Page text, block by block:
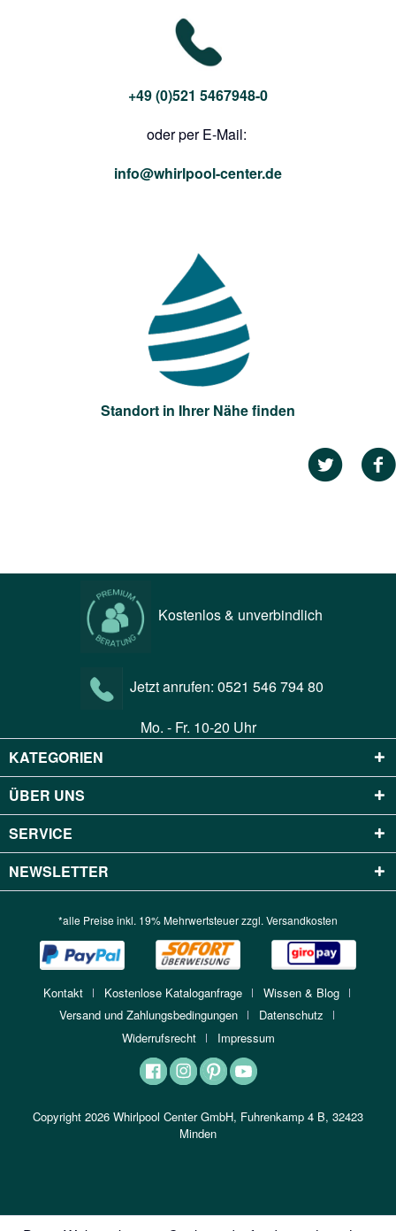
+49 (0)521 5467948-0
oder per E-Mail:
info@whirlpool-center.de
Standort in Ihrer Nähe finden
Kostenlos & unverbindlich
Jetzt anrufen: 0521 546 794 80
Mo. - Fr. 10-20 Uhr
KATEGORIEN
ÜBER UNS
SERVICE
NEWSLETTER
*alle Preise inkl. 19% Mehrwertsteuer zzgl. Versandkosten
Kontakt Kostenlose Kataloganfrage
Wissen & Blog
Versand und Zahlungsbedingungen
Datenschutz
Widerrufsrecht
Impressum
Copyright 2026 Whirlpool Center GmbH, Fuhrenkamp 4 B, 32423
Minden